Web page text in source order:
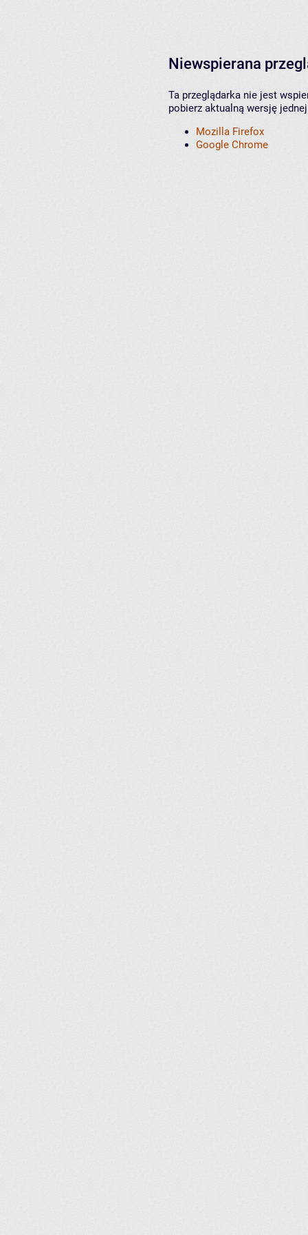
Niewspierana
Ta przeglądarka nie jest
pobierz aktualną wersję
Mozilla Firefox
Google Chrome